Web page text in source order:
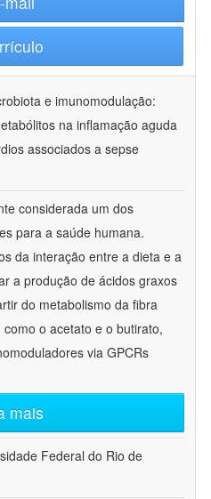
e imunomodulação:
na inflamação aguda
associados a sepse
considerada um dos
para a saúde humana.
da interação entre a dieta e a
a produção de ácidos graxos
do metabolismo da fibra
o acetato e o butirato,
via GPCRs
mais
Federal do Rio de